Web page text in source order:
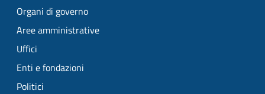
Organi di governo
Aree amministrative
Uffici
Enti e fondazioni
Politici